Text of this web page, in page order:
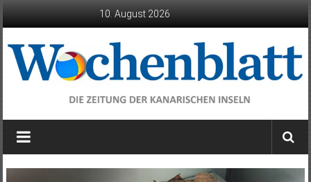
10. August 2026
Wochenblatt
die